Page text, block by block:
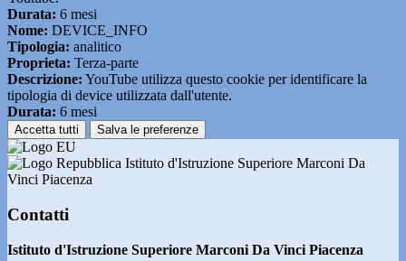
Durata: 6 mesi
Nome: DEVICE_INFO
Tipologia: analitico
Proprieta: Terza-parte
Descrizione: YouTube utilizza questo cookie per identificare la
tipologia di device utilizzata dall'utente.
Durata: 6 mesi
Accetta tutti Salva le preferenze
Istituto d'Istruzione Superiore Marconi Da
Vinci Piacenza
Contatti
Istituto d'Istruzione Superiore Marconi Da Vinci Piacenza